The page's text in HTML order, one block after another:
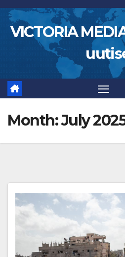
Skip
content
VICTORIA
Month:July